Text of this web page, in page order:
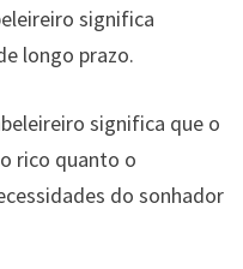
significa
longo prazo.
significa que o
rico quanto o
do sonhador